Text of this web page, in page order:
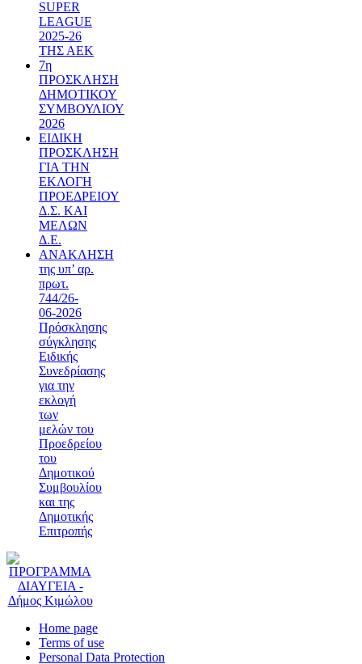
SUPER
LEAGUE
2025-26
ΤΗΣ ΑΕΚ
7η
ΠΡΟΣΚΛΗΣΗ
ΔΗΜΟΤΙΚΟΥ
ΣΥΜΒΟΥΛΙΟΥ
2026
ΕΙΔΙΚΗ
ΠΡΟΣΚΛΗΣΗ
ΓΙΑ ΤΗΝ
ΕΚΛΟΓΗ
ΠΡΟΕΔΡΕΙΟΥ
Δ.Σ. ΚΑΙ
ΜΕΛΩΝ
Δ.Ε.
ΑΝΑΚΛΗΣΗ
της υπ’ αρ.
πρωτ.
744/26-
06-2026
Πρόσκλησης
σύγκλησης
Ειδικής
Συνεδρίασης
για την
εκλογή
των
μελών του
Προεδρείου
του
Δημοτικού
Συμβουλίου
και της
Δημοτικής
Επιτροπής
Home page
Terms of use
Personal Data Protection